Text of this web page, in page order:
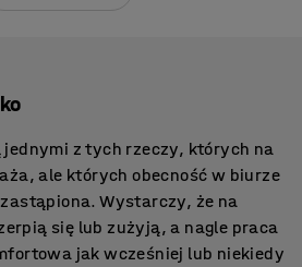
jednymi z tych rzeczy, których na
ale których obecność w biurze
Wystarczy, że na
się lub zużyją, a nagle praca
jak wcześniej lub niekiedy